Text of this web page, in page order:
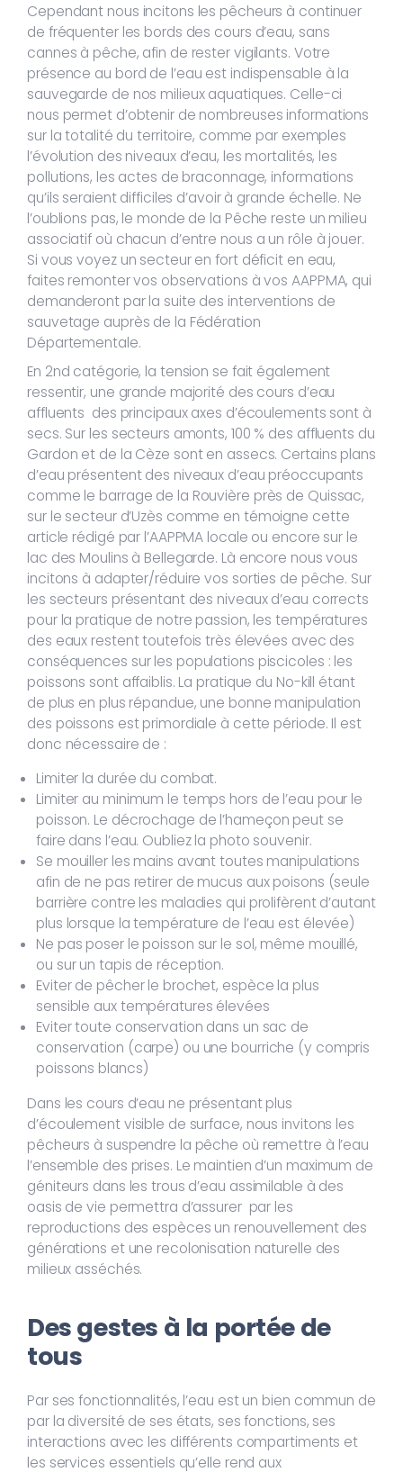
Cependant nous incitons les pêcheurs à continuer
de fréquenter les bords des cours d’eau, sans
cannes à pêche, afin de rester vigilants. Votre
présence au bord de l’eau est indispensable à la
sauvegarde de nos milieux aquatiques. Celle-ci
nous permet d’obtenir de nombreuses informations
sur la totalité du territoire, comme par exemples
l’évolution des niveaux d’eau, les mortalités, les
pollutions, les actes de braconnage, informations
qu’ils seraient difficiles d’avoir à grande échelle. Ne
l’oublions pas, le monde de la Pêche reste un milieu
associatif où chacun d’entre nous a un rôle à jouer.
Si vous voyez un secteur en fort déficit en eau,
faites remonter vos observations à vos AAPPMA, qui
demanderont par la suite des interventions de
sauvetage auprès de la Fédération
Départementale.
En 2nd catégorie, la tension se fait également
ressentir, une grande majorité des cours d’eau
affluents des principaux axes d’écoulements sont à
secs. Sur les secteurs amonts, 100 % des affluents du
Gardon et de la Cèze sont en assecs. Certains plans
d’eau présentent des niveaux d’eau préoccupants
comme le barrage de la Rouvière près de Quissac,
sur le secteur d’Uzès comme en témoigne cette
article rédigé par l’AAPPMA locale ou encore sur le
lac des Moulins à Bellegarde. Là encore nous vous
incitons à adapter/réduire vos sorties de pêche. Sur
les secteurs présentant des niveaux d’eau corrects
pour la pratique de notre passion, les températures
des eaux restent toutefois très élevées avec des
conséquences sur les populations piscicoles : les
poissons sont affaiblis. La pratique du No-kill étant
de plus en plus répandue, une bonne manipulation
des poissons est primordiale à cette période. Il est
donc nécessaire de :
Limiter la durée du combat.
Limiter au minimum le temps hors de l’eau pour le
poisson. Le décrochage de l’hameçon peut se
faire dans l’eau. Oubliez la photo souvenir.
Se mouiller les mains avant toutes manipulations
afin de ne pas retirer de mucus aux poisons (seule
barrière contre les maladies qui prolifèrent d’autant
plus lorsque la température de l’eau est élevée)
Ne pas poser le poisson sur le sol, même mouillé,
ou sur un tapis de réception.
Eviter de pêcher le brochet, espèce la plus
sensible aux températures élevées
Eviter toute conservation dans un sac de
conservation (carpe) ou une bourriche (y compris
poissons blancs)
Dans les cours d’eau ne présentant plus
d’écoulement visible de surface, nous invitons les
pêcheurs à suspendre la pêche où remettre à l’eau
l’ensemble des prises. Le maintien d’un maximum de
géniteurs dans les trous d’eau assimilable à des
oasis de vie permettra d’assurer par les
reproductions des espèces un renouvellement des
générations et une recolonisation naturelle des
milieux asséchés.
Des gestes à la portée de
tous
Par ses fonctionnalités, l’eau est un bien commun de
par la diversité de ses états, ses fonctions, ses
interactions avec les différents compartiments et
les services essentiels qu’elle rend aux